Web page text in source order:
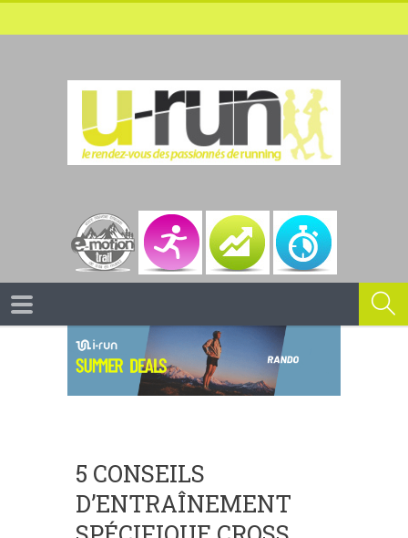
5 CONSEILS
D’ENTRAÎNEMENT